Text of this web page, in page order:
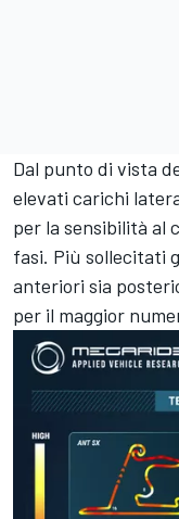
Dal punto di vista
elevati carichi
per la sensibilità al
fasi. Più sollecitati
anteriori sia
per il maggior